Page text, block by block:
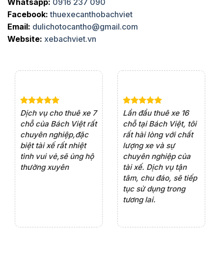
Facebook: thuexecanthobachviet
Email: dulichotocantho@gmail.com
Website: xebachviet.vn
Dịch vụ cho thuê xe 7
chỗ của Bách Việt rất
chuyên nghiệp,đặc
biệt tài xế rất nhiệt
tình vui vẻ,sẽ ủng hộ
thường xuyên
Lần đầu thuê xe 16
chỗ tại Bách Việt, tôi
rất hài lòng với chất
lượng xe và sự
chuyên nghiệp của
tài xế. Dịch vụ tận
tâm, chu đáo, sẽ tiếp
tục sử dụng trong
tương lai.